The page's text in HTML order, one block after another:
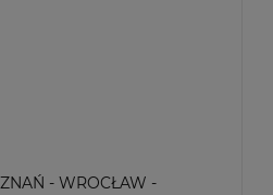
- WROCŁAW -